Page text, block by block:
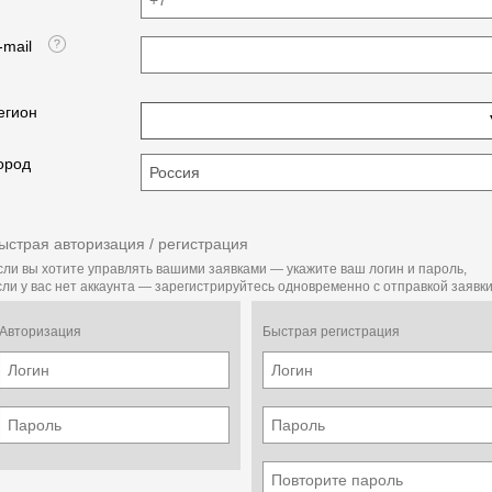
учет обработанной площади,
С уважением и наилучшими пожеланиями
BelselHozSnab.ru
mail
авторизация / регистрация
вы хотите управлять вашими заявками — укажите ваш логин и пароль,
у вас нет аккаунта — зарегистрируйтесь одновременно с отправкой
Авторизация Быстрая регистрация